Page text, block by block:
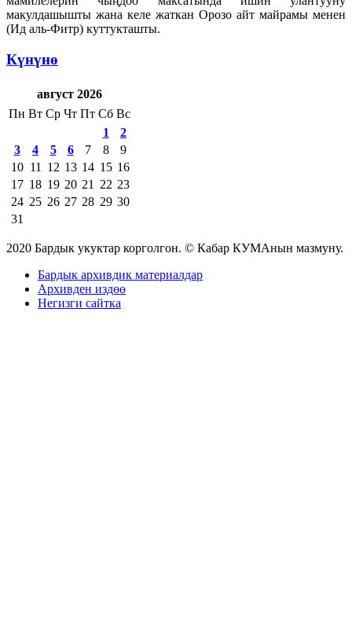
макулдашышты жана келе жаткан Орозо айт майрамы менен
(Ид аль-Фитр) куттукташты.
Күнүнө
август 2026
Пн Вт Ср Чт Пт Сб Вс
1
2
3
4 5 6 7 8
9
10 11 12 13 14 15 16
17 18 19 20 21 22 23
24 25 26 27 28 29 30
31
2020 Бардык укуктар корголгон. © Кабар КУМАнын мазмуну.
Бардык архивдик материалдар
Архивден издөө
Негизги сайтка